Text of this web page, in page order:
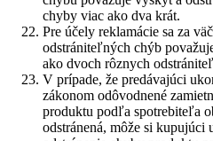
chyby viac ako dva krát.
Pre účely reklamácie sa za
odstrániteľných chýb
ako dvoch rôznych
V prípade, že predávajúci
zákonom odôvodnené
produktu podľa spotrebiteľa
odstránená, môže si kupujúci